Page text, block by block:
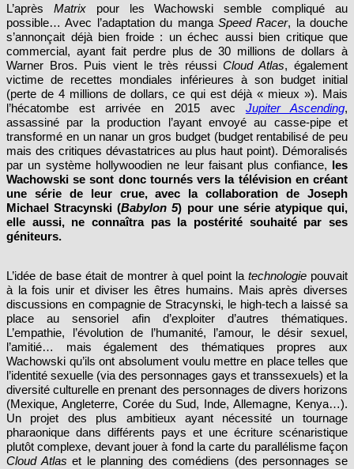
possible… Avec l’adaptation du manga
Speed Racer, la douche
s’annonçait déjà bien froide : un échec aussi bien critique que
commercial, ayant fait perdre plus de 30 millions de dollars à
Warner Bros. Puis vient le très réussiCloud Atlas, également
victime de recettes mondiales inférieures à son budget initial
(perte de 4 millions de dollars, ce qui est déjà « mieux »). Mais
l’hécatombe est arrivée en 2015 avecJupiter Ascending,
assassiné par la production l’ayant envoyé au casse-pipe et
transformé en un nanar un gros budget (budget rentabilisé de peu
mais des critiques dévastatrices au plus haut point). Démoralisés
par un système hollywoodien ne leur faisant plus confiance,les
Wachowski se sont donc tournés vers la télévision en créant
une série de leur crue, avec la collaboration de Joseph
Michael Stracynski (Babylon 5) pour une série atypique qui,
elle aussi, ne connaîtra pas la postérité souhaité par ses
géniteurs.
à la fois unir et diviser les êtres humains. Mais après diverses
discussions en compagnie de Stracynski, le high-tech a laissé sa
place au sensoriel afin d’exploiter d’autres thématiques.
L’empathie, l’évolution de l’humanité, l’amour, le désir sexuel,
l’amitié… mais également des thématiques propres aux
Wachowski qu’ils ont absolument voulu mettre en place telles que
l’identité sexuelle (via des personnages gays et transsexuels) et la
diversité culturelle en prenant des personnages de divers horizons
(Mexique, Angleterre, Corée du Sud, Inde, Allemagne, Kenya…).
Un projet des plus ambitieux ayant nécessité un tournage
pharaonique dans différents pays et une écriture scénaristique
plutôt complexe, devant jouer à fond la carte du parallélisme façon
Cloud Atlaset le planning des comédiens (des personnages se
rencontrant malgré qu’ils soient pourtant éloignés par des milliers